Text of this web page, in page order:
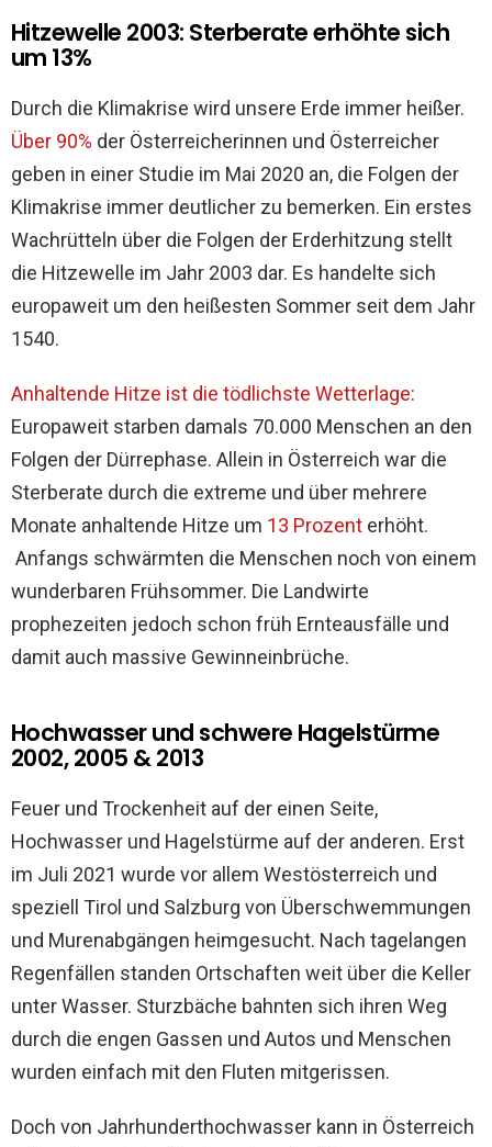
Hitzewelle 2003: Sterberate erhöhte sich
um 13%
Durch die Klimakrise wird unsere Erde immer heißer.
Über 90% der Österreicherinnen und Österreicher
geben in einer Studie im Mai 2020 an, die Folgen der
Klimakrise immer deutlicher zu bemerken. Ein erstes
Wachrütteln über die Folgen der Erderhitzung stellt
die Hitzewelle im Jahr 2003 dar. Es handelte sich
europaweit um den heißesten Sommer seit dem Jahr
1540.
Anhaltende Hitze ist die tödlichste Wetterlage:
Europaweit starben damals 70.000 Menschen an den
Folgen der Dürrephase. Allein in Österreich war die
Sterberate durch die extreme und über mehrere
Monate anhaltende Hitze um 13 Prozent erhöht.
Anfangs schwärmten die Menschen noch von einem
wunderbaren Frühsommer. Die Landwirte
prophezeiten jedoch schon früh Ernteausfälle und
damit auch massive Gewinneinbrüche.
Hochwasser und schwere Hagelstürme
2002, 2005 & 2013
Feuer und Trockenheit auf der einen Seite,
Hochwasser und Hagelstürme auf der anderen. Erst
im Juli 2021 wurde vor allem Westösterreich und
speziell Tirol und Salzburg von Überschwemmungen
und Murenabgängen heimgesucht. Nach tagelangen
Regenfällen standen Ortschaften weit über die Keller
unter Wasser. Sturzbäche bahnten sich ihren Weg
durch die engen Gassen und Autos und Menschen
wurden einfach mit den Fluten mitgerissen.
Doch von Jahrhunderthochwasser kann in Österreich